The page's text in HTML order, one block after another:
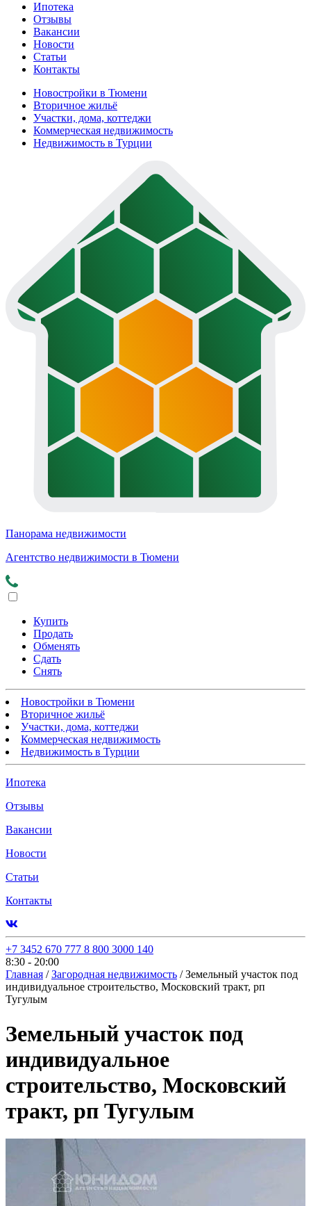
Ипотека
Отзывы
Вакансии
Новости
Статьи
Контакты
Новостройки в Тюмени
Вторичное жильё
Участки, дома, коттеджи
Коммерческая недвижимость
Недвижимость в Турции
Панорама недвижимости
Агентство недвижимости в Тюмени
Купить
Продать
Обменять
Сдать
Снять
Новостройки в Тюмени
Вторичное жильё
Участки, дома, коттеджи
Коммерческая недвижимость
Недвижимость в Турции
Ипотека
Отзывы
Вакансии
Новости
Статьи
Контакты
+7 3452 670 777 8 800 3000 140
8:30 - 20:00
Главная / Загородная недвижимость / Земельный участок под
индивидуальное строительство, Московский тракт, рп
Тугулым
Земельный участок под
индивидуальное
строительство, Московский
тракт, рп Тугулым